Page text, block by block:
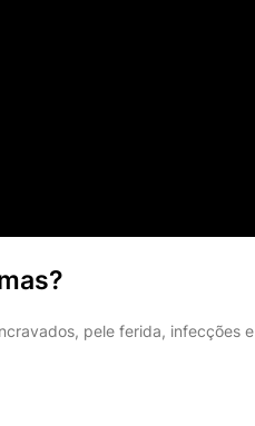
pele ferida, infecções